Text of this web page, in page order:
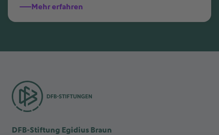
Mehr erfahren
DFB-Stiftung Egidius Braun